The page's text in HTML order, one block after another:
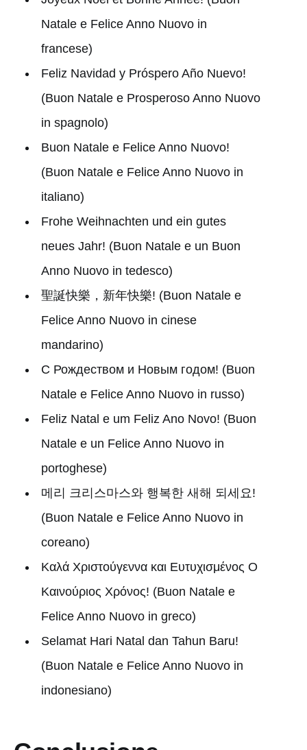
Natale e Felice Anno Nuovo in
francese)
Feliz Navidad y Próspero Año Nuevo!
(Buon Natale e Prosperoso Anno Nuovo
in spagnolo)
Buon Natale e Felice Anno Nuovo!
(Buon Natale e Felice Anno Nuovo in
italiano)
Frohe Weihnachten und ein gutes
neues Jahr! (Buon Natale e un Buon
Anno Nuovo in tedesco)
聖誕快樂，新年快樂! (Buon Natale e
Felice Anno Nuovo in cinese
mandarino)
С Рождеством и Новым годом! (Buon
Natale e Felice Anno Nuovo in russo)
Feliz Natal e um Feliz Ano Novo! (Buon
Natale e un Felice Anno Nuovo in
portoghese)
메리 크리스마스와 행복한 새해 되세요!
(Buon Natale e Felice Anno Nuovo in
coreano)
Καλά Χριστούγεννα και Ευτυχισμένος Ο
Καινούριος Χρόνος! (Buon Natale e
Felice Anno Nuovo in greco)
Selamat Hari Natal dan Tahun Baru!
(Buon Natale e Felice Anno Nuovo in
indonesiano)